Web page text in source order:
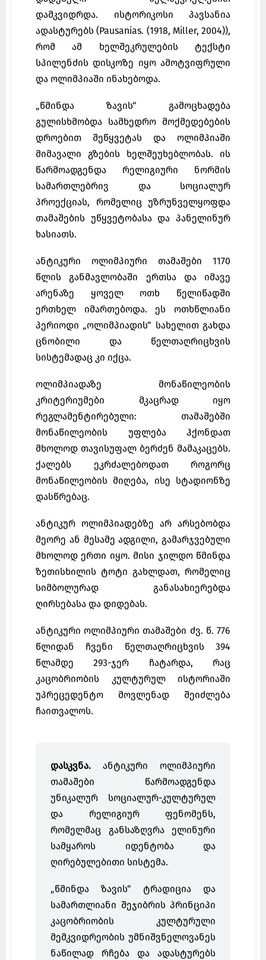
დამკვიდრდა. ისტორიკოსი პავსანია
ადასტურებს (Pausanias. (1918, Miller, 2004)),
რომ ამ ხელშეკრულების ტექსტი
სპილენძის დისკოზე იყო ამოტვიფრული
და ოლიმპიაში ინახებოდა.
„წმინდა ზავის“ გამოცხადება
გულისხმობდა სამხედრო მოქმედებების
დროებით შეწყვეტას და ოლიმპიაში
მიმავალი გზების ხელშეუხებლობას. ის
წარმოადგენდა რელიგიური ნორმის
სამართლებრივ და სოციალურ
პროექციას, რომელიც უზრუნველყოფდა
თამაშების უწყვეტობასა და პანელინურ
ხასიათს.
ანტიკური ოლიმპიური თამაშები 1170
წლის განმავლობაში ერთსა და იმავე
არენაზე ყოველ ოთხ წელიწადში
ერთხელ იმართებოდა. ეს ოთხწლიანი
პერიოდი „ოლიმპიადის“ სახელით გახდა
ცნობილი და წელთაღრიცხვის
სისტემადაც კი იქცა.
ოლიმპიადაზე მონაწილეობის
კრიტერიუმები მკაცრად იყო
რეგლამენტირებული: თამაშებში
მონაწილეობის უფლება ჰქონდათ
მხოლოდ თავისუფალ ბერძენ მამაკაცებს.
ქალებს ეკრძალებოდათ როგორც
მონაწილეობის მიღება, ისე სტადიონზე
დასწრებაც.
ანტიკურ ოლიმპიადებზე არ არსებობდა
მეორე ან მესამე ადგილი, გამარჯვებული
მხოლოდ ერთი იყო. მისი ჯილდო წმინდა
ზეთისხილის ტოტი გახლდათ, რომელიც
სიმბოლურად განასახიერებდა
ღირსებასა და დიდებას.
ანტიკური ოლიმპიური თამაშები ძვ. წ. 776
წლიდან ჩვენი წელთაღრიცხვის 394
წლამდე 293-ჯერ ჩატარდა, რაც
კაცობრიობის კულტურულ ისტორიაში
უპრეცედენტო მოვლენად შეიძლება
ჩაითვალოს.
დასკვნა. ანტიკური ოლიმპიური
თამაშები წარმოადგენდა
უნიკალურ სოციალურ-კულტურულ
და რელიგიურ ფენომენს,
რომელმაც განსაზღვრა ელინური
სამყაროს იდენტობა და
ღირებულებითი სისტემა.
„წმინდა ზავის“ ტრადიცია და
სამართლიანი შეჯიბრის პრინციპი
კაცობრიობის კულტურული
მემკვიდრეობის უმნიშვნელოვანეს
ნაწილად რჩება და ადასტურებს